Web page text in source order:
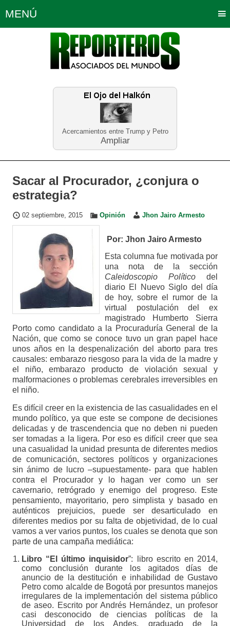
Acercamientos entre Trump y Petro
Ampliar
MENÚ
Política Opinión Bogotá
Planeta Tierra Deportes
Educación Neira
Sacar al Procurador, ¿conjura o
estrategia?
02 septiembre, 2015 Opinión Jhon Jairo Armesto
Por: Jhon Jairo Armesto
Esta columna fue motivada por
una nota de la sección
Caleidoscopio Políticodel
diario El Nuevo Siglo del día
de hoy, sobre el rumor de la
virtual postulación del ex
magistrado Humberto Sierra
Porto como candidato a la Procuraduría General de la
Nación, que como se conoce tuvo un gran papel hace
unos años en la despenalización del aborto para tres
causales: embarazo riesgoso para la vida de la madre y
el niño, embarazo producto de violación sexual y
malformaciones o problemas cerebrales irreversibles en
el niño.
Es difícil creer en la existencia de las casualidades en el
mundo político, ya que este se compone de decisiones
delicadas y de trascendencia que no deben ni pueden
ser tomadas a la ligera. Por eso es difícil creer que sea
una casualidad la unidad presunta de diferentes medios
de comunicación, sectores políticos y organizaciones
sin ánimo de lucro –supuestamente- para que hablen
contra el Procurador y lo hagan ver como un ser
cavernario, retrógrado y enemigo del progreso. Este
pensamiento, mayoritario, pero simplista y basado en
auténticos prejuicios, puede ser desarticulado en
diferentes medios por su falta de objetividad, de lo cual
vamos a ver varios puntos, los cuales se denota que son
parte de una campaña mediática:
Libro “El último inquisidor”: libro escrito en 2014,
como conclusión durante los agitados días de
anuncio de la destitución e inhabilidad de Gustavo
Petro como alcalde de Bogotá por presuntos manejos
irregulares de la implementación del sistema público
de aseo. Escrito por Andrés Hernández, un profesor
casi desconocido de ciencias políticas de la
Universidad de los Andes, graduado de la